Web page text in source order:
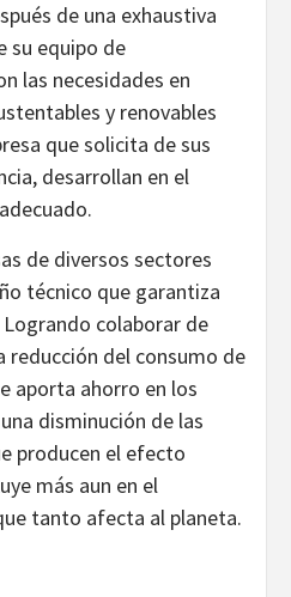
de una exhaustiva
su equipo de
las necesidades en
y renovables
que solicita de sus
desarrollan en el
de diversos sectores
técnico que garantiza
colaborar de
reducción del consumo de
aporta ahorro en los
disminución de las
producen el efecto
más aun en el
tanto afecta al planeta.